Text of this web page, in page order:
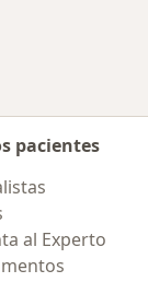
pacientes
al Experto